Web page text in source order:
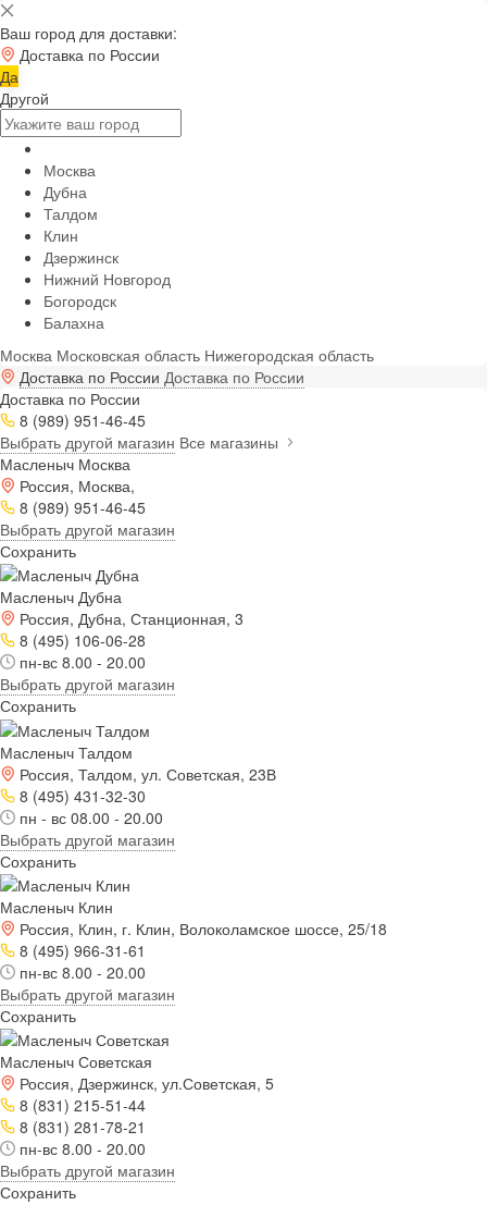
Ваш город для доставки:
Доставка по России
Да
Другой
Москва
Дубна
Талдом
Клин
Дзержинск
Нижний Новгород
Богородск
Балахна
Москва Московская область Нижегородская область
Доставка по России Доставка по России
Доставка по России
8 (989) 951-46-45
Выбрать другой магазин Все магазины
Масленыч Москва
Россия, Москва,
8 (989) 951-46-45
Выбрать другой магазин
Сохранить
Масленыч Дубна
Россия, Дубна, Станционная, 3
8 (495) 106-06-28
пн-вс 8.00 - 20.00
Выбрать другой магазин
Сохранить
Масленыч Талдом
Россия, Талдом, ул. Советская, 23В
8 (495) 431-32-30
пн - вс 08.00 - 20.00
Выбрать другой магазин
Сохранить
Масленыч Клин
Россия, Клин, г. Клин, Волоколамское шоссе, 25/18
8 (495) 966-31-61
пн-вс 8.00 - 20.00
Выбрать другой магазин
Сохранить
Масленыч Советская
Россия, Дзержинск, ул.Советская, 5
8 (831) 215-51-44
8 (831) 281-78-21
пн-вс 8.00 - 20.00
Выбрать другой магазин
Сохранить